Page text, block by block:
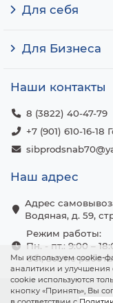
Мы используем cookie-
аналитики и улучшения
cookie используются
кнопку «Принять», Вы
Для себя
Для Бизнеса
Наши контакты
8 (3822) 40-47-79
+7 (901) 610-16-18
Наш адрес
Адрес
Водяная, д. 59,
Режим работы:
Пн. - пт.: 9:00 –
Сб., вс.: не